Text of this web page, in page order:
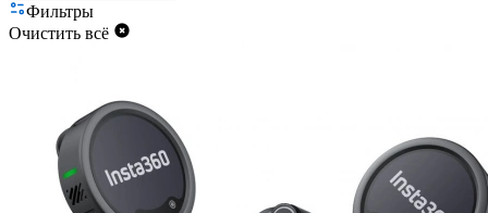
Фильтры
Очистить всё